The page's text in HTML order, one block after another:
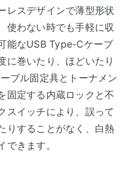
レスデザインで薄型形状
使わない時でも手軽に収
能なUSB Type-Cケーブ
に巻いたり、ほどいたり
ブル固定具とトーナメン
固定する内蔵ロックと不
スイッチにより、誤って
りすることがなく、白熱
きます。